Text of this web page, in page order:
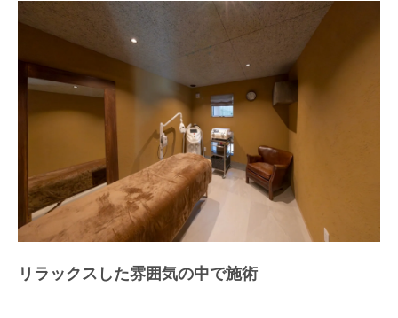
リラックスした雰囲気の中で施術